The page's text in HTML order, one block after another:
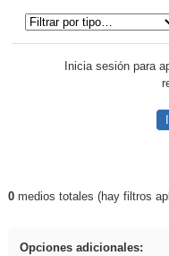
Inicia sesión para
Resultados de:
0medios totales (hay filtros
Opciones adicionales: